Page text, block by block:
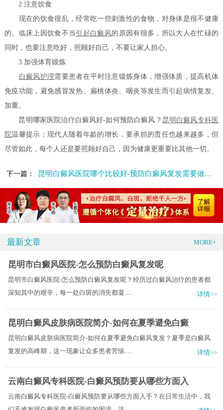
2.注意饮食
现在的饮食很乱，经常吃一些刺激性的食物，对身体是很不健康
的。临床上因饮食不当 引起白癜风的原因有很多，所以大人在忙碌的
同时，也要注意吃好，照顾好自己，不要让家人担心。
3.加强体育锻炼
白癜风护理需要患者在平时注意锻炼身体，增强体质，提高机体
免疫功能，避免感冒发热、扁桃体炎、咽炎等发生而引起病情复发、
加重。
昆明哪家医院治疗白癜风好-如何预防白癜风？ 昆明白癜风专科医
院温馨提示：现代人随着年龄的增长，要承担的责任也越来越多，但
尽管如此，每个人还是要照顾好自己，因为健康更重要比其他一切。
下一篇： 昆明白癜风医院哪个比较好-预防白癜风复发需要做什么
最新文章 MORE+
昆明市白癜风医院-怎么预防白癜风复发呢
昆明市白癜风医院-怎么预防白癜风复发呢？经历过白癜风治疗的患者都
深知其中的艰辛，每一处白斑的消失都凝.....
详情>>
昆明白癜风皮肤病医院简介-如何在夏季避免白癜
昆明白癜风皮肤病医院简介-如何在夏季避免白癜风复发？夏季是白癜风
复发的高峰期，这一现象让众多患者苦恼.....
详情>>
云南白癜风专科医院-白癜风预防要从哪些方面入
云南白癜风专科医院-白癜风预防要从哪些方面入手？在日常生活中，我